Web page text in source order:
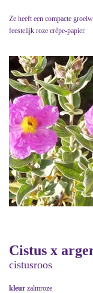
Ze heeft een compacte
feestelijk roze crêpe-papier.
Cistus x
cistusroos
kleur zalmroze